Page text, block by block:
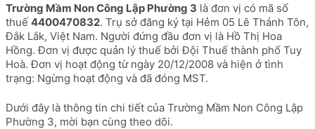
diện
hoặc
mã
số
thuế
...
Trường Mầm Non Công Lập Phường 3 là đơn vị có mã số
thuế 4400470832. Trụ sở đăng ký tại Hẻm 05 Lê Thánh Tôn,
Đắk Lắk, Việt Nam. Người đứng đầu đơn vị là Hồ Thị Hoa
Hồng. Đơn vị được quản lý thuế bởi Đội Thuế thành phố Tuy
Hoà. Đơn vị hoạt động từ ngày 20/12/2008 và hiện ở tình
trạng: Ngừng hoạt động và đã đóng MST.
Dưới đây là thông tin chi tiết của Trường Mầm Non Công Lập
Phường 3, mời bạn cùng theo dõi.